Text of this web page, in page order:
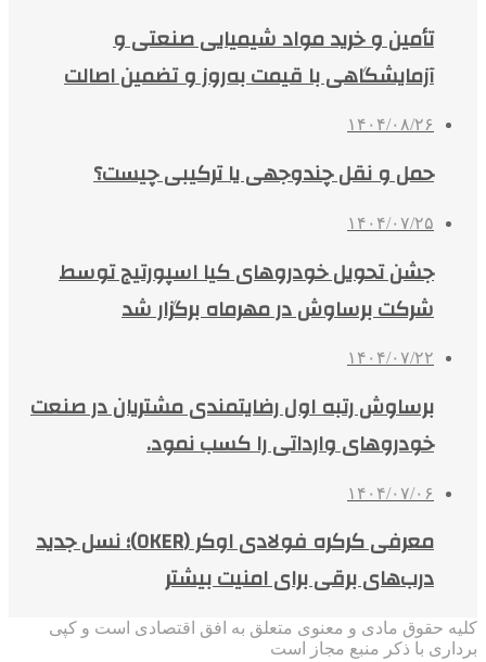
تأمین و خرید مواد شیمیایی صنعتی و
آزمایشگاهی با قیمت به‌روز و تضمین اصالت
۱۴۰۴/۰۸/۲۶
حمل و نقل چندوجهی یا ترکیبی چیست؟
۱۴۰۴/۰۷/۲۵
جشن تحویل خودروهای کیا اسپورتیج توسط
شرکت برساوش در مهرماه برگزار شد
۱۴۰۴/۰۷/۲۲
برساوش رتبه اول رضایتمندی مشتریان در صنعت
خودروهای وارداتی را کسب نمود.
۱۴۰۴/۰۷/۰۶
معرفی کرکره فولادی اوکر (OKER)؛ نسل جدید
درب‌های برقی برای امنیت بیشتر
کلیه حقوق مادی و معنوی متعلق به افق اقتصادی است و کپی
برداری با ذکر منبع مجاز است